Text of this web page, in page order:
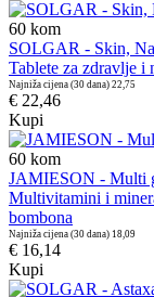
60 kom
SOLGAR - Skin,
Tablete za zdravlje i
Najniža cijena (30 dana) 22,75
€ 22,46
Kupi
60 kom
JAMIESON - Multi
Multivitamini i
bombona
Najniža cijena (30 dana) 18,09
€ 16,14
Kupi